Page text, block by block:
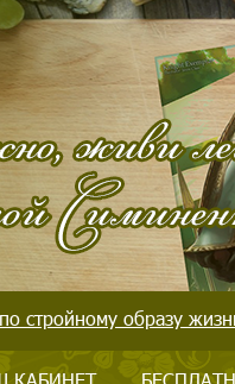
стройному образу